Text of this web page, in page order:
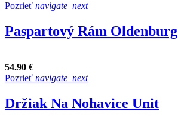
Pozrieť navigate_next
Paspartový Rám Oldenburg
54.90 €
Pozrieť navigate_next
Držiak Na Nohavice Unit